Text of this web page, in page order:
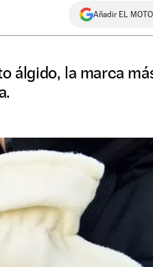
Añadir EL
álgido, la marca